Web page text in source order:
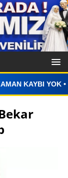
VERİN •